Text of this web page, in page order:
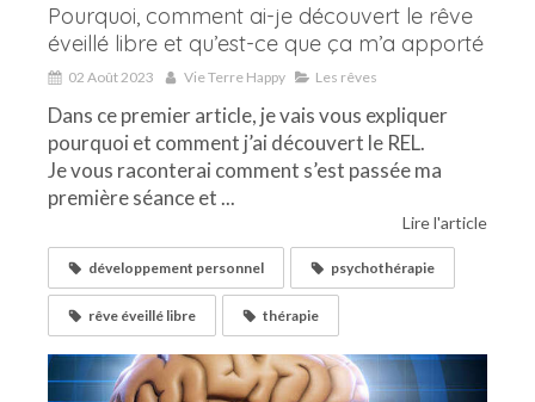
Pourquoi, comment ai-je découvert le rêve
éveillé libre et qu’est-ce que ça m’a apporté
02 Août 2023 Vie Terre Happy Les rêves
Dans ce premier article, je vais vous expliquer
pourquoi et comment j’ai découvert le REL.
Je vous raconterai comment s’est passée ma
première séance et ...
Lire l'article
développement personnel psychothérapie
rêve éveillé libre thérapie